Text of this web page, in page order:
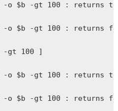
-o $b -gt 100 : returns
-o $b -gt 100 : returns
-gt 100 ]
-o $b -gt 100 : returns
-o $b -gt 100 : returns